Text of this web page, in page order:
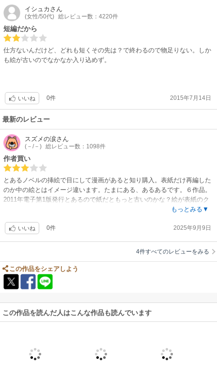
イシュカ さん
(女性/50代) 総レビュー数：4220件
短編だから
仕方ないんだけど、どれも短くその先は？で終わるので物足りない。しか
も絵が古いのでなかなか入り込めず。
いいね 0件 2015年7月14日
最新のレビュー
スズメの涙さん
(－/－) 総レビュー数：1098件
作者買い
とあるノベルの挿絵で目にして漫画があると知り購入。表紙だけ再編した
のか中の絵とはイメージ違います。たまにある、あるあるです。６作品。
2011年電子第1版発行とあるので紙だともっと古いのかな？絵が表紙のク
オリティだったらもう少し違った気はする。こればっかりはしょうがない
もっとみる▼
いいね 0件 2025年9月9日
4件すべてのレビューをみる
この作品をシェアしよう
この作品を読んだ人はこんな作品も読んでいます